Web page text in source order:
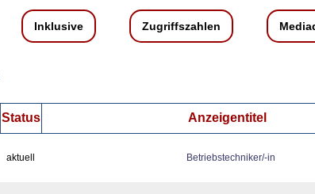
Inklusive Zugriffszahlen
Status Anzeigentitel
aktuell Betriebstechniker/-in